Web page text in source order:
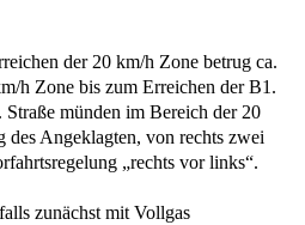
der 20 km/h Zone betrug ca.
h Zone bis zum Erreichen der B1.
münden im Bereich der 20
Angeklagten, von rechts zwei
„rechts vor links“.
zunächst mit Vollgas